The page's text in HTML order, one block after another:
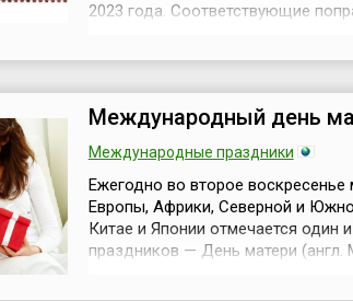
2023 года. Соответствующие
«Крымская наступательна...
Международный день
Международные праздники
Ежегодно во второе воскресенье
Европы, Африки, Северной и
Китае и Японии отмечается один
праздников — День матери (англ.